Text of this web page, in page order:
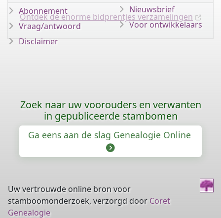
Ontdek de enorme bidprentjes verzamelingen
Abonnement
Vraag/antwoord
Disclaimer
Nieuwsbrief
Voor ontwikkelaars
Zoek naar uw voorouders en verwanten
in gepubliceerde stambomen
Ga eens aan de slag Genealogie Online
Uw vertrouwde online bron voor
stamboomonderzoek, verzorgd door Coret
Genealogie